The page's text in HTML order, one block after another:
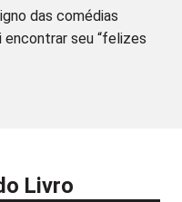
das comédias
encontrar seu “felizes
Livro